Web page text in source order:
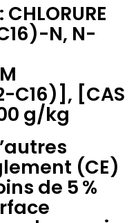
N, N-
C16)], [CAS
g/kg
(CE)
de 5 %